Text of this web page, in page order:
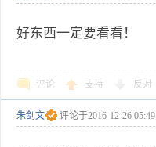
好东西一定要看看！
评论 支持 反对
朱剑文 评论于2016-12-26 05:49